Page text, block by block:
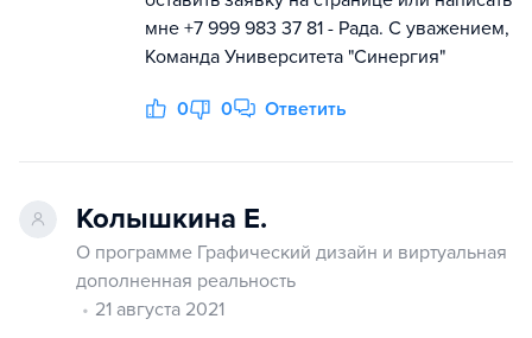
мне +7 999 983 37 81 - Рада. С уважением,
Команда Университета "Синергия"
0 0 Ответить
Колышкина Е.
О программе Графический дизайн и виртуальная
дополненная реальность
21 августа 2021